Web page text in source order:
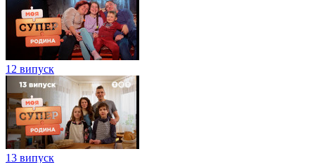
12 випуск
13 випуск